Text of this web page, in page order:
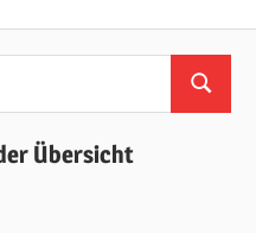
Suchen
Übersicht